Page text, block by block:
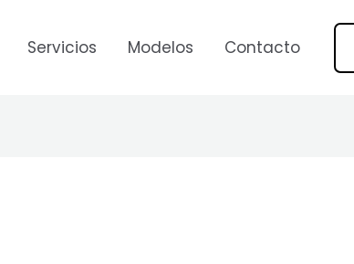
Servicios Modelos Contacto